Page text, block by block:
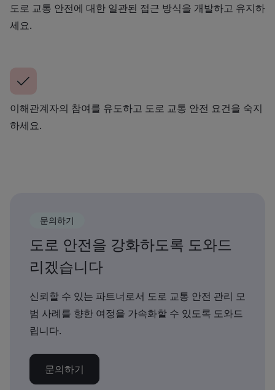
도로 교통 안전에 대한 일관된 접근 방식을 개발하고 유지하
세요.
이해관계자의 참여를 유도하고 도로 교통 안전 요건을 숙지
하세요.
문의하기
도로 안전을 강화하도록 도와드
리겠습니다
신뢰할 수 있는 파트너로서 도로 교통 안전 관리 모
범 사례를 향한 여정을 가속화할 수 있도록 도와드
립니다.
문의하기